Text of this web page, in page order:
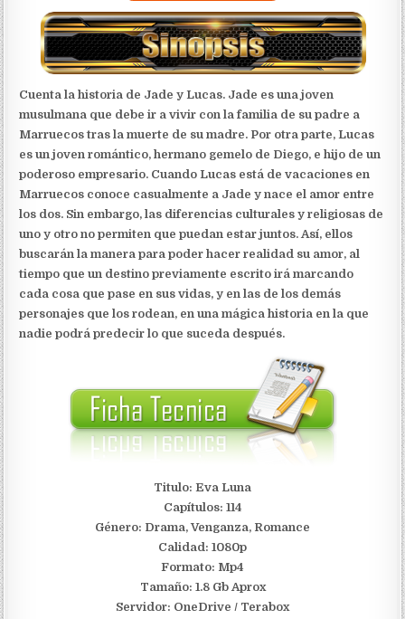
Cuenta la historia de Jade y Lucas. Jade es una joven
musulmana que debe ir a vivir con la familia de su padre a
Marruecos tras la muerte de su madre. Por otra parte, Lucas
es un joven romántico, hermano gemelo de Diego, e hijo de un
poderoso empresario. Cuando Lucas está de vacaciones en
Marruecos conoce casualmente a Jade y nace el amor entre
los dos. Sin embargo, las diferencias culturales y religiosas de
uno y otro no permiten que puedan estar juntos. Así, ellos
buscarán la manera para poder hacer realidad su amor, al
tiempo que un destino previamente escrito irá marcando
cada cosa que pase en sus vidas, y en las de los demás
personajes que los rodean, en una mágica historia en la que
nadie podrá predecir lo que suceda después.
Titulo: Eva Luna
Capítulos: 114
Género: Drama, Venganza, Romance
Calidad: 1080p
Formato: Mp4
Tamaño: 1.8 Gb Aprox
Servidor: OneDrive / Terabox